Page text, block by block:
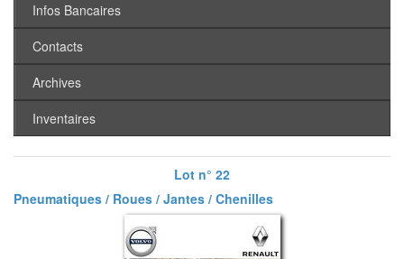
Infos Bancaires
Contacts
Archives
Inventaires
Lot n° 22
Pneumatiques / Roues / Jantes / Chenilles